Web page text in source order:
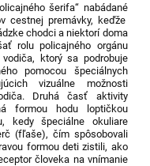
šerifa“ nabádané
cestnej premávky, keďže
chodci a niektorí doma
rolu policajného orgánu
ktorý sa podrobuje
pomocou špeciálnych
vizuálne možnosti
Druhá časť aktivity
formou hodu loptičkou
kedy špeciálne okuliare
(fľaše), čím spôsobovali
formou deti zistili, ako
človeka na vnímanie